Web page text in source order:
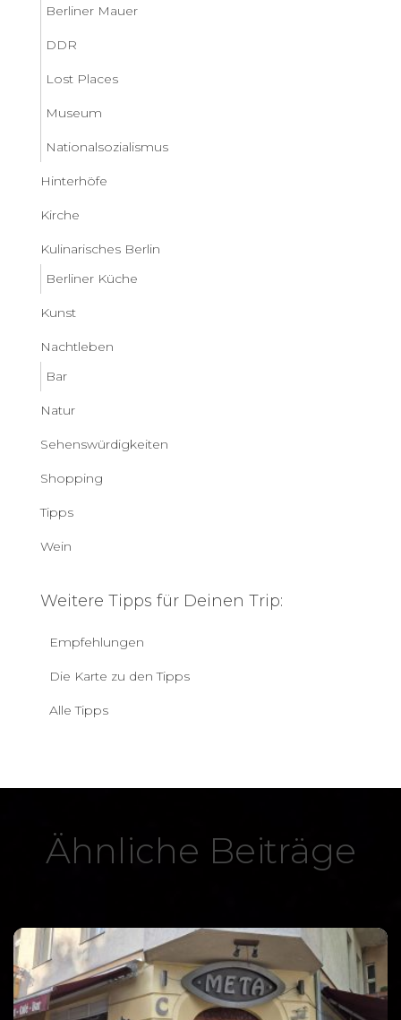
Berliner Mauer
DDR
Lost Places
Museum
Nationalsozialismus
Hinterhöfe
Kirche
Kulinarisches Berlin
Berliner Küche
Kunst
Nachtleben
Bar
Natur
Sehenswürdigkeiten
Shopping
Tipps
Wein
Weitere Tipps für Deinen Trip:
Empfehlungen
Die Karte zu den Tipps
Alle Tipps
Ähnliche Beiträge